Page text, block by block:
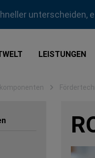
unterscheiden,
LEISTUNGEN